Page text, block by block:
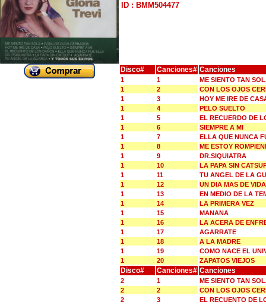
ID : BMM504477
Disco# Canciones# Canciones
1 1
ME SIENTO TAN
1
2
CON LOS OJOS
1
3
HOY ME IRE DE
1
4
PELO SUELTO
1
5
EL RECUERDO DE
1
6
SIEMPRE A MI
1
7
ELLA QUE NUNCA
1
8
ME ESTOY
1
9
DR.SIQUIATRA
1
10
LA PAPA SIN
1
11
TU ANGEL DE LA
1
12
UN DIA MAS DE VIDA
1
13
EN MEDIO DE LA
1
14
LA PRIMERA VEZ
1
15
MANANA
1
16
LA ACERA DE
1
17
AGARRATE
1
18
A LA MADRE
1
19
COMO NACE EL
1
20 ZAPATOS VIEJOS
Disco# Canciones# Canciones
2 1
ME SIENTO TAN
2
2
CON LOS OJOS
2
3
EL RECUENTO DE